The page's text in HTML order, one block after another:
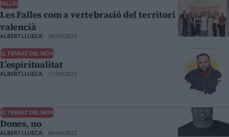
FALLES
Les Falles com a vertebració del territori
valencià
ALBERT LLUECA 20/05/2022
EL TERRAT DEL MÓN
L’espiritualitat
ALBERT LLUECA 11/04/2022
EL TERRAT DEL MÓN
Dones, no
ALBERT LLUECA 06/04/2022